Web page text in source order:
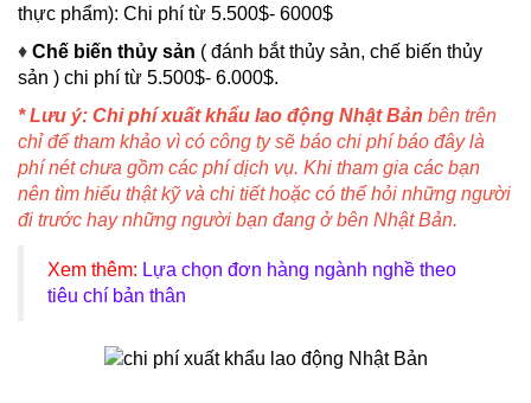
thực phẩm): Chi phí từ 5.500$- 6000$
♦ Chế biến thủy sản ( đánh bắt thủy sản, chế biến thủy
sản ) chi phí từ 5.500$- 6.000$.
* Lưu ý: Chi phí xuất khẩu lao động Nhật Bản bên trên
chỉ để tham khảo vì có công ty sẽ báo chi phí báo đây là
phí nét chưa gồm các phí dịch vụ. Khi tham gia các bạn
nên tìm hiểu thật kỹ và chi tiết hoặc có thể hỏi những người
đi trước hay những người bạn đang ở bên Nhật Bản.
Xem thêm: Lựa chọn đơn hàng ngành nghề theo
tiêu chí bản thân